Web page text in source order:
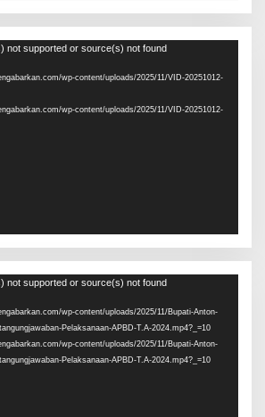
not supported or source(s) not found
wp-content/uploads/2025/11/VID-20251012-
wp-content/uploads/2025/11/VID-20251012-
not supported or source(s) not found
wp-content/uploads/2025/11/Bupati-Anton-
Pelaksanaan-APBD-T.A-2024.mp4?_=10
wp-content/uploads/2025/11/Bupati-Anton-
Pelaksanaan-APBD-T.A-2024.mp4?_=10